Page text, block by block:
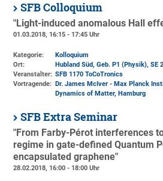
SFB Colloquium
"Light-induced anomalous Hall
01.03.2018, 16:15 - 17:45 Uhr
Kategorie:
Kolloquium
Ort:
Hubland Süd, Geb. P1 (Physik), SE 2
Veranstalter: SFB 1170 ToCoTronics
Vortragende: Dr. James McIver - Max Planck
Dynamics of Matter, Hamburg
SFB Extra Seminar
"From Farby-Pérot interferences to
regime in gate-defined Quantum
encapsulated graphene"
28.02.2018, 16:00 - 18:00 Uhr